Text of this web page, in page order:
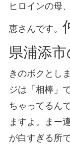
ヒロインの母
恵さんです。
県浦添
きのボクとし
ジは「相棒」
ちゃってるん
ますよ。まー
が白すぎる所